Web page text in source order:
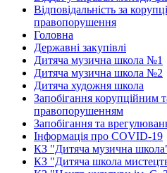
Відповідальність за
правопорушення
Головна
Державні закупівлі
Дитяча музична школа №1
Дитяча музична школа №2
Дитяча художня школа
Запобігання корупційним
правопорушенням
Запобігання та
Інформація про COVID-19
КЗ "Дитяча музична
КЗ "Дитяча школа